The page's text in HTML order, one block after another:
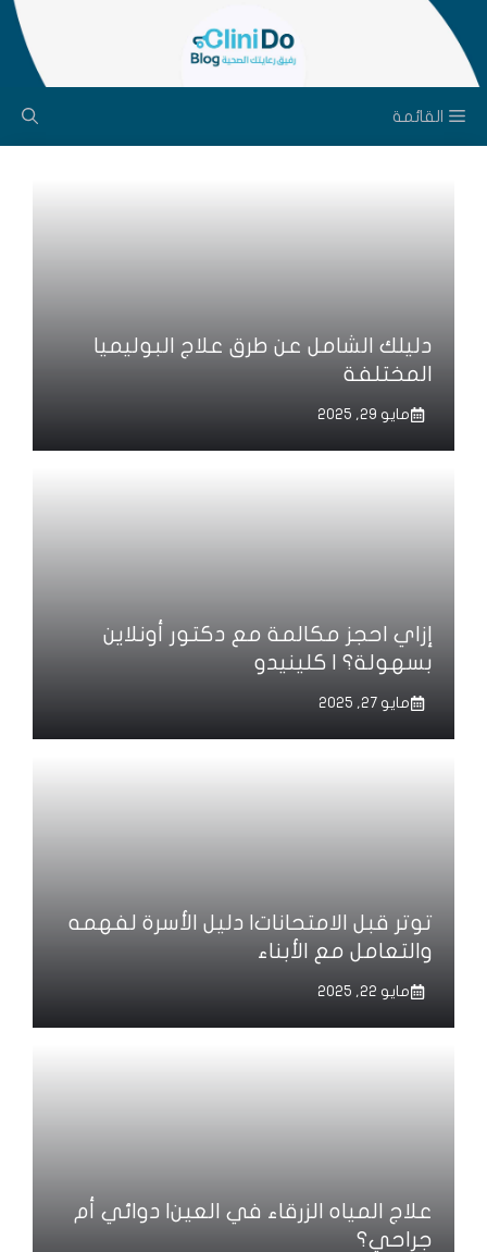
إلى
المحتوى
القائمة
دليلك الشامل عن طرق علاج البوليميا
المختلفة
مايو 29, 2025
إزاي احجز مكالمة مع دكتور أونلاين
بسهولة؟ | كلينيدو
مايو 27, 2025
توتر قبل الامتحانات| دليل الأسرة لفهمه
والتعامل مع الأبناء
مايو 22, 2025
علاج المياه الزرقاء في العين| دوائي أم
جراحي؟